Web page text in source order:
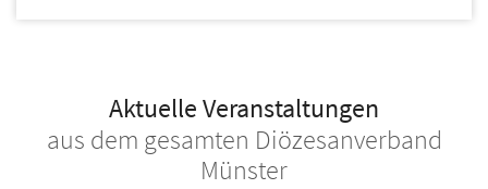
Aktuelle Veranstaltungen
aus dem gesamten Diözesanverband
Münster